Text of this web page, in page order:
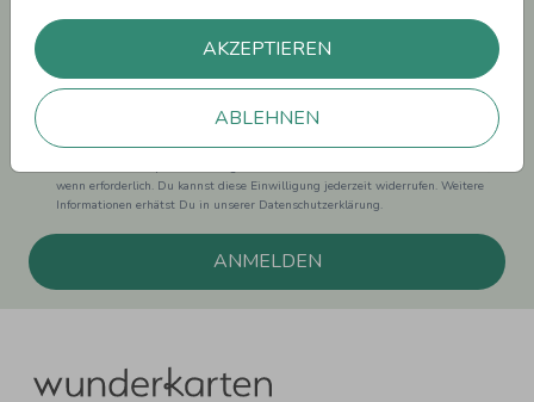
AKZEPTIEREN
ABLEHNEN
Einwilligung zur Datennutzung für Marketingzwecke: Hiermit willigst Du ein,
dass wir Dich mit neuesten Informationen aus unserem Angebot informieren
können. Dies umfasst den Versand unseres Newsletters. Zudem können wir Dir
Produktinformationen zu Deinen Interessen auf anderen Plattformen wie
Facebook und Google anzeigen. Um Dir diesen Service anbieten zu können,
wenn erforderlich. Du kannst diese Einwilligung jederzeit widerrufen. Weitere
Informationen erhätst Du in unserer Datenschutzerklärung.
ANMELDEN